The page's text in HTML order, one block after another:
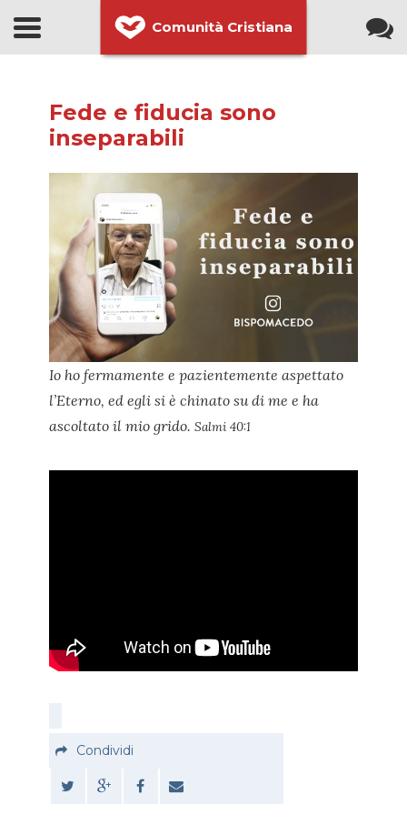
Comunità Cristiana
Fede e fiducia sono
inseparabili
Io ho fermamente e pazientemente aspettato
l’Eterno, ed egli si è chinato su di me e ha
ascoltato il mio grido. Salmi 40:1
Condividi